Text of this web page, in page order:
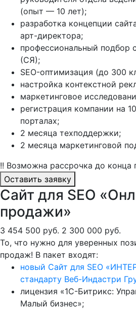
(опыт — 10 лет);
разработка концепции
арт-директора;
профессиональный подбор
(СЯ);
SEO-оптимизация (до 300
настройка контекстной
маркетинговое
регистрация компании на
порталах;
2 месяца техподдержки;
2 месяца маркетинговой
!! Возможна рассрочка до конца
Оставить заявку
Сайт для SEO
продажи»
3 454 500 руб. 2 300 000 руб.
То, что нужно для уверенных
продаж! В пакет входят:
новый Сайт для SEO
стандарту Веб-Индастри
лицензия «1С-Битрикс:
Малый бизнес»;